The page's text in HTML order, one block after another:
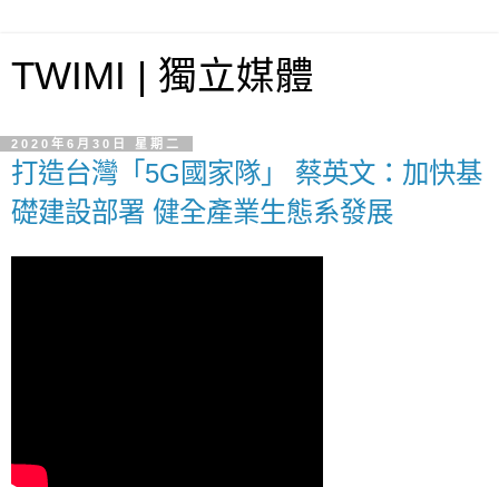
TWIMI | 獨立媒體
2020年6月30日 星期二
打造台灣「5G國家隊」 蔡英文：加快基
礎建設部署 健全產業生態系發展